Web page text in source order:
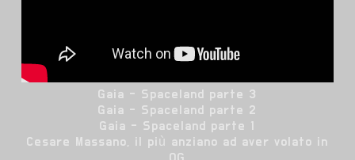
Gaia - Spaceland parte 3
Gaia - Spaceland parte 2
Gaia - Spaceland parte 1
Cesare Massano, il più anziano ad aver volato in